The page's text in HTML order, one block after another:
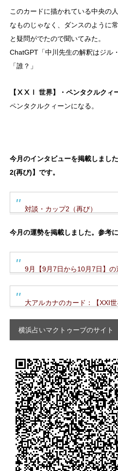
このカードに描かれている中央の
なものじゃなく、ダンスのように
と疑問がでたので聞いてみた。
ChatGPT「中川先生の解釈はジル
「誰？」
【ⅩⅩⅠ 世界】・ペンタクルクィ
ペンタクルクィーンになる。
今月のインタビューを掲載しまし
2(再び)】です。
対談・カップ2（再び）
今月の運勢を掲載しました。参考
9月【9月7日から10月7日】の
大アルカナのカード：【XXI世
横浜占いマクトゥーブのサイト